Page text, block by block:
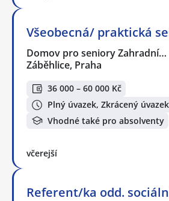
Všeobecná/ praktická
Domov pro seniory Zahradní…
Záběhlice, Praha
36 000 – 60 000 Kč
Plný úvazek, Zkrácený úvazek
Vhodné také pro absolventy
včerejší
Referent/ka odd.